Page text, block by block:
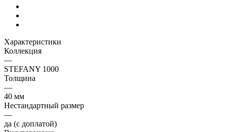
Характеристики
Коллекция
—
STEFANY 1000
Толщина
—
40 мм
Нестандартный размер
—
да (с доплатой)